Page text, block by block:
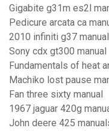
Gigabite g31m es2l
Pedicure arcata ca
2010 infiniti g37 manual
Sony cdx gt300 manual
Fundamentals of heat
Machiko lost pause
Fan three sixty manual
1967 jaguar 420g
John deere 425